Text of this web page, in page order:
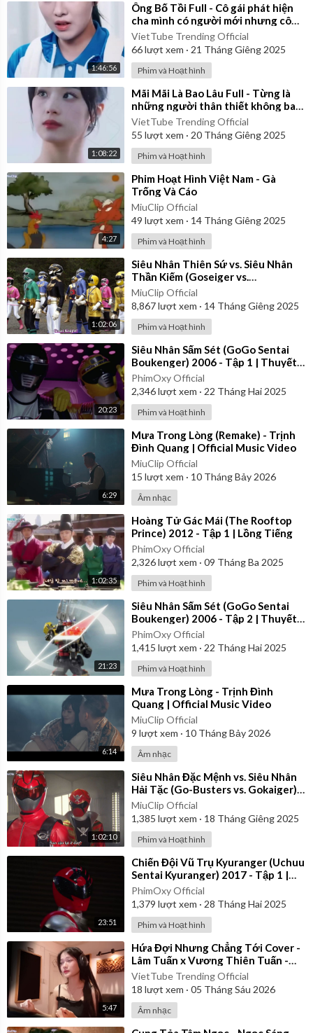
1:46:56
⁣Ông Bố Tồi Full - Cô gái phát hiện
cha mình có người mới nhưng cô
không nói cho mẹ mình
VietTube Trending Official
66lượt xem · 21 Tháng Giêng 2025
Phim và Hoạt hình
1:08:22
⁣Mãi Mãi Là Bao Lâu Full - Từng là
những người thân thiết không bao
giờ rời xa ai ngờ tất cả đều có
VietTube Trending Official
55 lượt xem · 20 Tháng Giêng 2025
Phim và Hoạt hình
4:27
⁣Phim Hoạt Hình Việt Nam - Gà
Trống Và Cáo
MiuClip Official
49 lượt xem · 14 Tháng Giêng 2025
Phim và Hoạt hình
1:02:06
⁣Siêu Nhân Thiên Sứ vs. Siêu Nhân
Thần Kiếm (Goseiger vs.
Shinkenger) | Vietsub
MiuClip Official
8,867lượt xem · 14 Tháng Giêng 2025
Phim và Hoạt hình
20:23
⁣Siêu Nhân Sấm Sét (GoGo Sentai
Boukenger) 2006 - Tập 1 | Thuyết
Minh
PhimOxy Official
2,346lượt xem · 22 Tháng Hai 2025
Phim và Hoạt hình
6:29
⁣Mưa Trong Lòng (Remake) - Trịnh
Đình Quang | Official Music Video
MiuClip Official
15 lượt xem · 10 Tháng Bảy 2026
Âm nhạc
1:02:35
⁣Hoàng Tử Gác Mái (The Rooftop
Prince) 2012 - Tập 1 | Lồng Tiếng
PhimOxy Official
2,326lượt xem · 09 Tháng Ba 2025
Phim và Hoạt hình
21:23
⁣Siêu Nhân Sấm Sét (GoGo Sentai
Boukenger) 2006 - Tập 2 | Thuyết
Minh
PhimOxy Official
1,415 lượt xem · 22 Tháng Hai 2025
Phim và Hoạt hình
6:14
⁣Mưa Trong Lòng - Trịnh Đình
Quang | Official Music Video
MiuClip Official
9 lượt xem · 10 Tháng Bảy 2026
Âm nhạc
1:02:10
⁣Siêu Nhân Đặc Mệnh vs. Siêu Nhân
Hải Tặc (Go-Busters vs. Gokaiger) |
Vietsub
MiuClip Official
1,385 lượt xem · 18 Tháng Giêng 2025
Phim và Hoạt hình
23:51
⁣Chiến Đội Vũ Trụ Kyuranger (Uchuu
Sentai Kyuranger) 2017 - Tập 1 |
Thuyết Minh
PhimOxy Official
1,379 lượt xem · 28 Tháng Hai 2025
Phim và Hoạt hình
5:47
⁣Hứa Đợi Nhưng Chẳng Tới Cover -
Lâm Tuấn x Vương Thiên Tuấn -
Kiều Chi
VietTube Trending Official
18 lượt xem · 05 Tháng Sáu 2026
Âm nhạc